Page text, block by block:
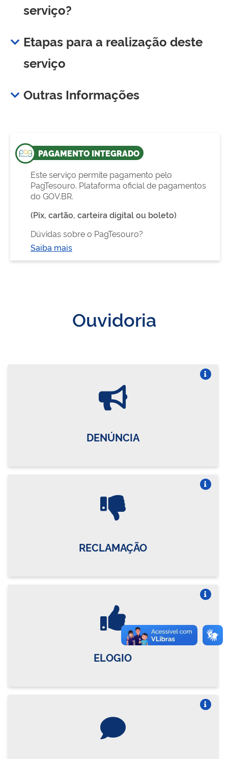
serviço?
Etapas para a realização deste
serviço
Outras Informações
PAGAMENTO INTEGRADO
Este serviço permite pagamento pelo
PagTesouro. Plataforma oficial de pagamentos
do GOV.BR.
(Pix, cartão, carteira digital ou boleto)
Dúvidas sobre o PagTesouro?
Saiba mais
Ouvidoria
DENÚNCIA
RECLAMAÇÃO
ELOGIO